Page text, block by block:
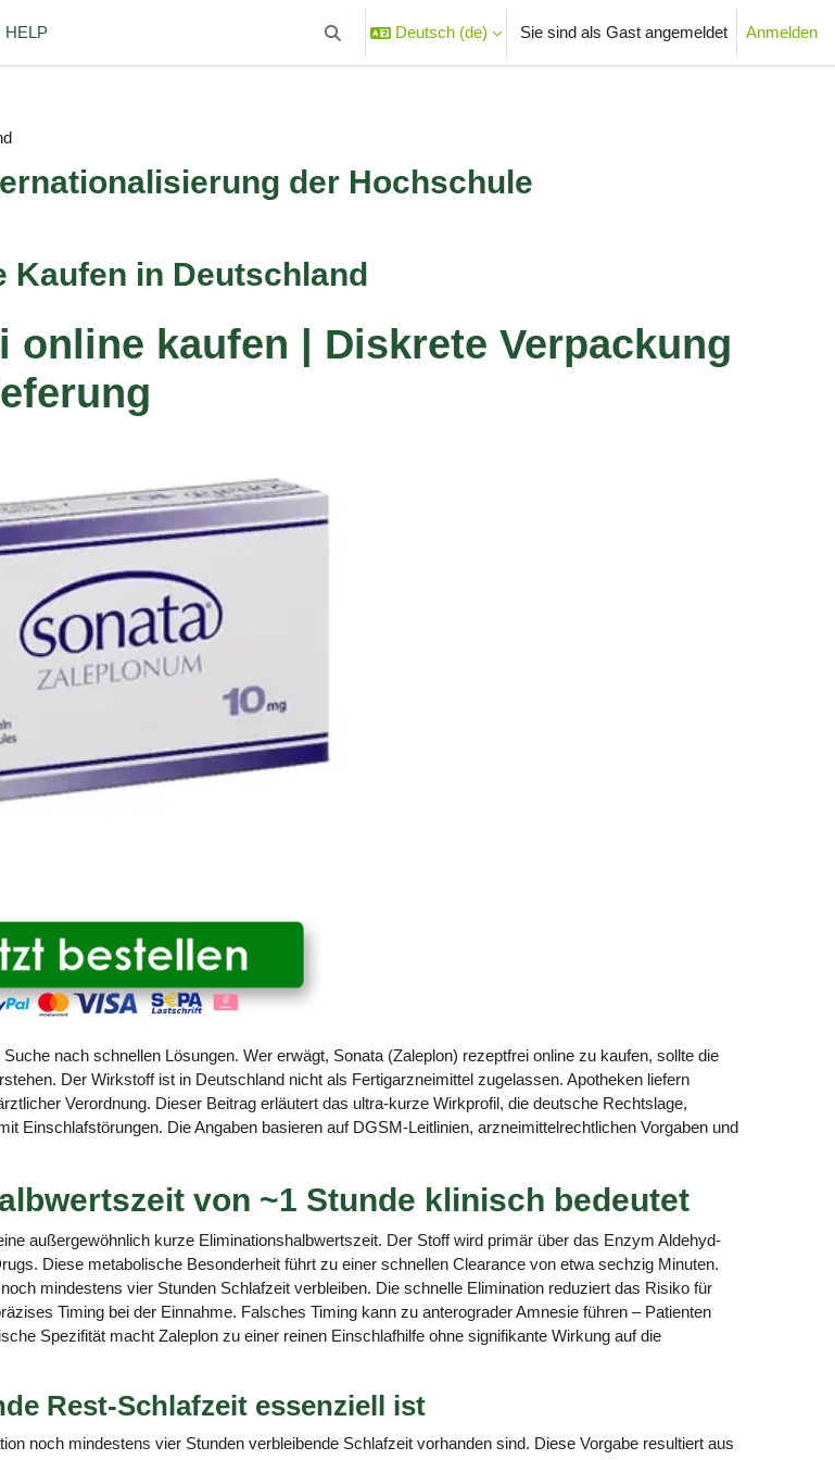
HELP
Sucheingabe umschalten
Deutsch ‎(de)‎ Sie sind als Gast angemeldet Anmelden
der Hochschule
Kaufen in Deutschland
online kaufen | Diskrete Verpackung
nach schnellen Lösungen. Wer erwägt, Sonata (Zaleplon) rezeptfrei online zu kaufen, sollte die
Der Wirkstoff ist in Deutschland nicht als Fertigarzneimittel zugelassen. Apotheken liefern
Verordnung. Dieser Beitrag erläutert das ultra-kurze Wirkprofil, die deutsche Rechtslage,
Einschlafstörungen. Die Angaben basieren auf DGSM-Leitlinien, arzneimittelrechtlichen Vorgaben und
von ~1 Stunde klinisch bedeutet
außergewöhnlich kurze Eliminationshalbwertszeit. Der Stoff wird primär über das Enzym Aldehyd-
Diese metabolische Besonderheit führt zu einer schnellen Clearance von etwa sechzig Minuten.
mindestens vier Stunden Schlafzeit verbleiben. Die schnelle Elimination reduziert das Risiko für
Timing bei der Einnahme. Falsches Timing kann zu anterograder Amnesie führen – Patienten
Spezifität macht Zaleplon zu einer reinen Einschlafhilfe ohne signifikante Wirkung auf die
Rest-Schlafzeit essenziell ist
noch mindestens vier Stunden verbleibende Schlafzeit vorhanden sind. Diese Vorgabe resultiert aus